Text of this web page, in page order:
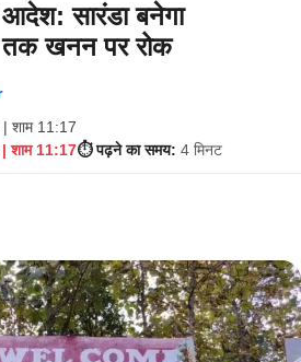
आदेश: सारंडा बनेगा
तक खनन पर रोक
शाम 11:17
शाम 11:17⏱️ पढ़ने का समय: 4 मिनट